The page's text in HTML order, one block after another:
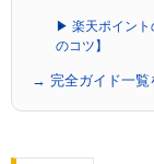
▶ 楽天ポイント
のコツ】
→ 完全ガイド一覧